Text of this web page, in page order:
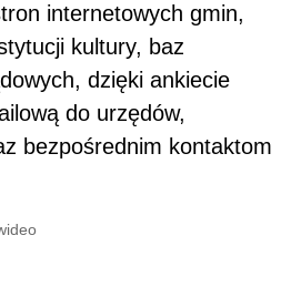
internetowych gmin,
kultury, baz
dzięki ankiecie
do urzędów,
bezpośrednim kontaktom